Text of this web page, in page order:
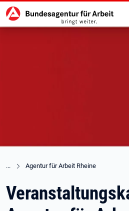
zu den Hauptinhalten springen
Hauptnavigation
Agentur für Arbeit Rheine